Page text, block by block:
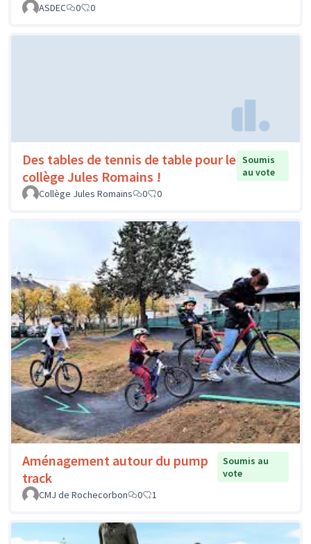
ASDEC 0 0
Des tables de tennis de table pour le
collège Jules Romains !
Soumis
au vote
Collège Jules Romains
0 0
Aménagement autour du pump
track
Soumis au
vote
CMJ de Rochecorbon
0 1